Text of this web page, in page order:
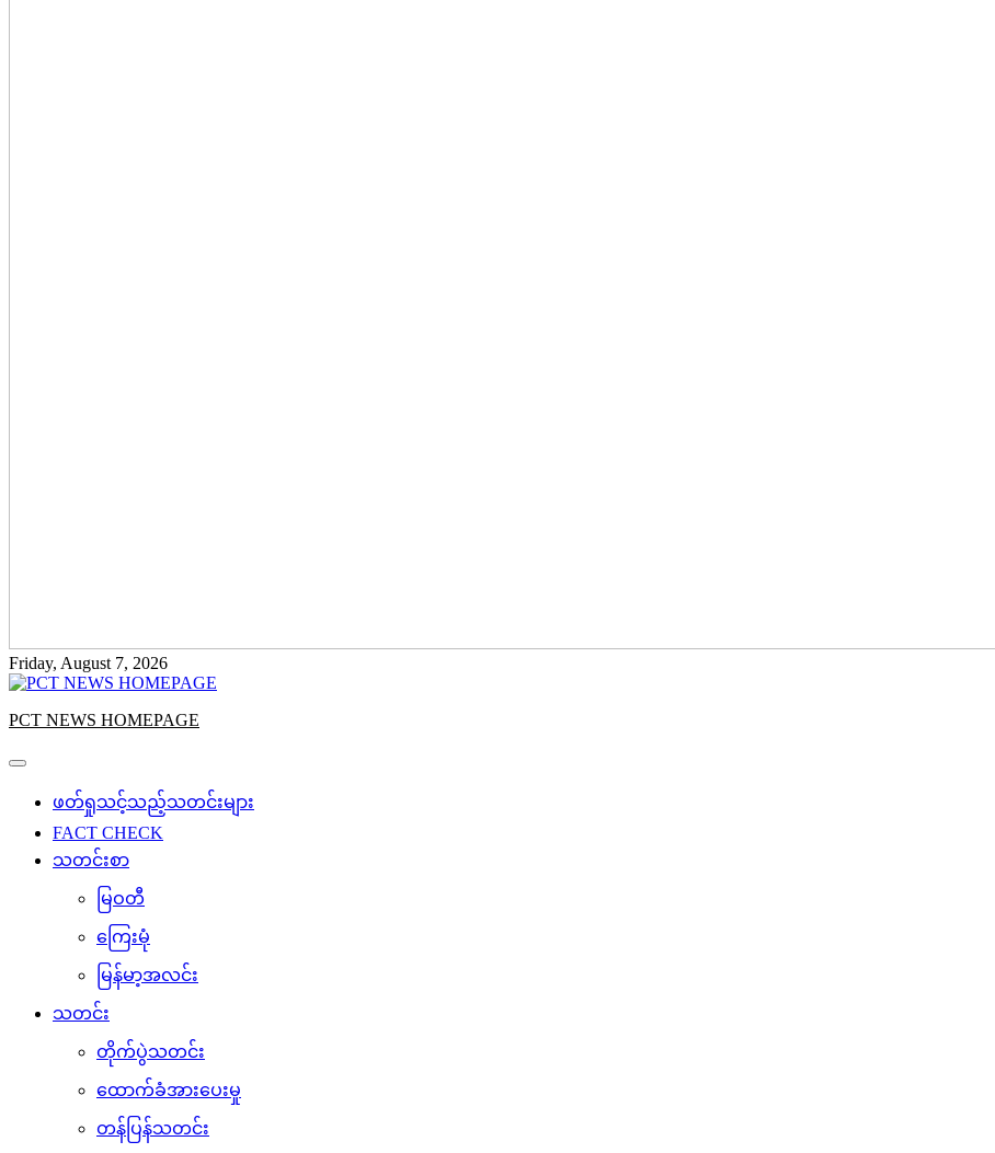
Friday, August 7, 2026
PCT NEWS HOMEPAGE
ဖတ်ရှုသင့်သည့်သတင်းများ
FACT CHECK
သတင်းစာ
မြဝတီ
ကြေးမုံ
မြန်မာ့အလင်း
သတင်း
တိုက်ပွဲသတင်း
ထောက်ခံအားပေးမှု
တန်ပြန်သတင်း